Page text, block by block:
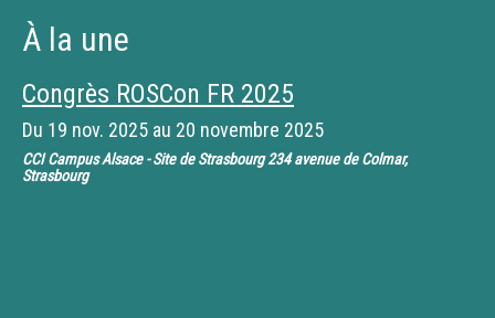
À la une
Congrès ROSCon FR 2025
Du 19 nov. 2025 au 20 novembre 2025
CCI Campus Alsace - Site de Strasbourg 234 avenue de Colmar,
Strasbourg